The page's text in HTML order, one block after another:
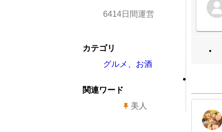
6414日間運営
カテゴリ
グルメ、お酒
関連ワード
美人